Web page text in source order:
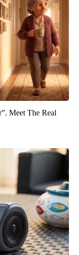
Meet The Real